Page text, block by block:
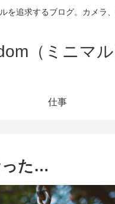
を追求するブログ。カメラ
（ミニマル
仕事
った…